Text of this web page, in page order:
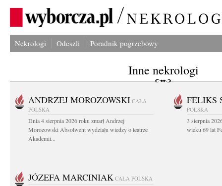
Nekrologi Odeszli Poradnik pogrzebowy
Inne nekrologi
ANDRZEJ MOROZOWSKI CAŁA
POLSKA
Dnia 4 sierpnia 2026 roku zmarł Andrzej
Morozowski Absolwent wydziału wiedzy o teatrze
Akademii...
FELIKS
POLSKA
3 sierpnia
wieku 69 lat
JÓZEFA MARCINIAK CAŁA POLSKA